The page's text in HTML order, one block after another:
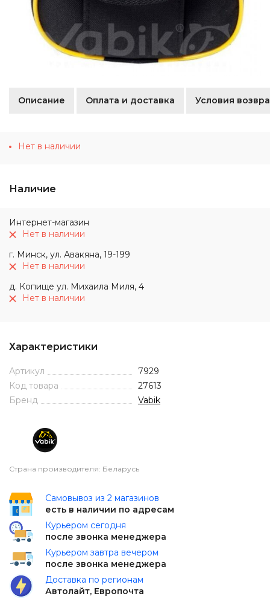
Описание Оплата и доставка Условия
Нет в наличии
Наличие
Интернет-магазин
Нет в наличии
г. Минск, ул. Авакяна, 19-199
Нет в наличии
д. Копище ул. Михаила Миля, 4
Нет в наличии
Характеристики
Артикул
7929
Код товара
27613
Бренд
Vabik
Страна производителя: Беларусь
Самовывоз из 2 магазинов
есть в наличии по адресам
Курьером сегодня
после звонка менеджера
Курьером завтра вечером
после звонка менеджера
Доставка по регионам
Автолайт, Европочта